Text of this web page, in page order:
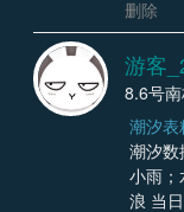
删除
游客
8.6号
潮汐表
潮汐数
小雨；
浪 当